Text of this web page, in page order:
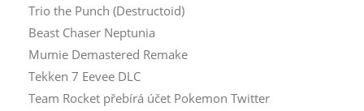
Trio the Punch (Destructoid)
Beast Chaser Neptunia
Mumie Demastered Remake
Tekken 7 Eevee DLC
Team Rocket přebírá účet Pokemon Twitter